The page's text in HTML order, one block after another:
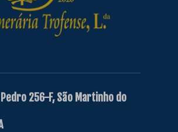
256-F, São Martinho do